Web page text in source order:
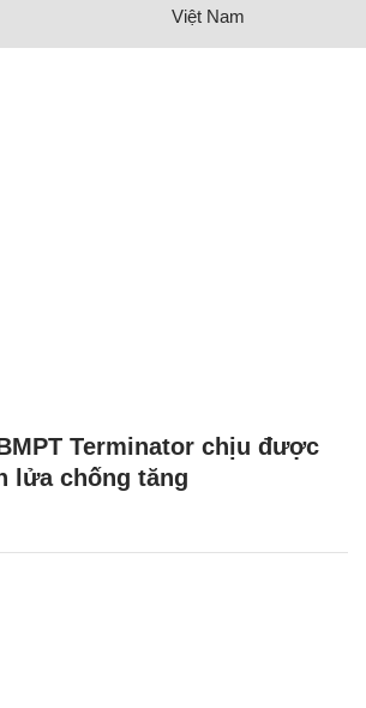
Việt Nam
Terminator chịu được
lửa chống tăng